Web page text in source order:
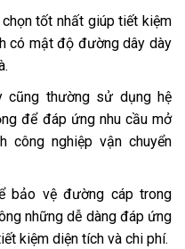
tốt nhất giúp tiết kiệm
có mật độ đường dây dày
cũng thường sử dụng hệ
để đáp ứng nhu cầu mở
công nghiệp vận chuyển
bảo vệ đường cáp trong
những dễ dàng đáp ứng
kiệm diện tích và chi phí.